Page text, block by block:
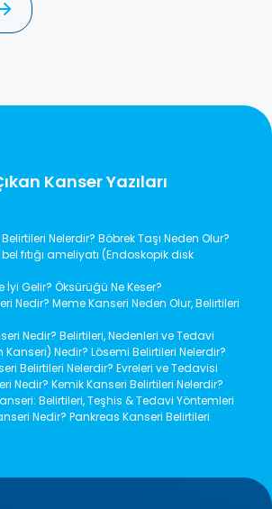
Kanser Yazıları
Nelerdir? Böbrek Taşı Neden Olur?
fıtığı ameliyatı (Endoskopik disk
İyi Gelir? Öksürüğü Ne Keser?
Nedir? Meme Kanseri Neden Olur, Belirtileri
Nedir? Belirtileri, Nedenleri ve Tedavi
Kanseri) Nedir? Lösemi Belirtileri Nelerdir?
Belirtileri Nelerdir? Evreleri ve Tedavisi
Nedir? Kemik Kanseri Belirtileri Nelerdir?
Belirtileri, Teşhis & Tedavi Yöntemleri
Nedir? Pankreas Kanseri Belirtileri